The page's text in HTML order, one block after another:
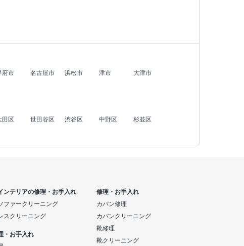
府市 名古屋市 浜松市 津市
大津市
田区 世田谷区 渋谷区 中野区
杉並区
ンテリアの修理・お手入れ
ファークリーニング
スクリーニング
・お手入れ
修理・お手入れ
カバン修理
カバンクリーニング
靴修理
靴クリーニング